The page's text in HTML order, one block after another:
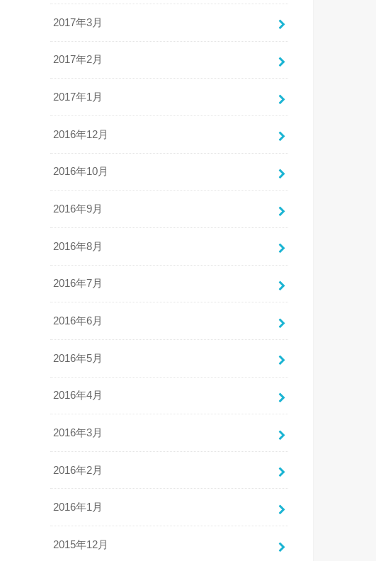
2017年3月
2017年2月
2017年1月
2016年12月
2016年10月
2016年9月
2016年8月
2016年7月
2016年6月
2016年5月
2016年4月
2016年3月
2016年2月
2016年1月
2015年12月